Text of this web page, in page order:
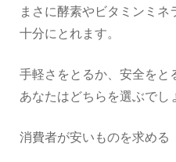
まさに酵素やビタミンミネ
十分にとれます。
手軽さをとるか、安全をと
あなたはどちらを選ぶでし
消費者が安いものを求める